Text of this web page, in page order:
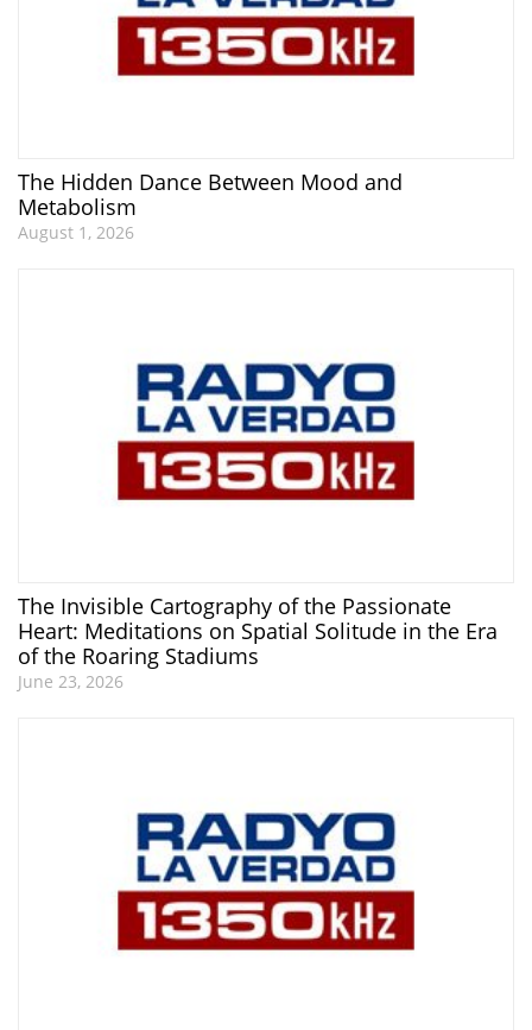
The Hidden Dance Between Mood and
Metabolism
August 1, 2026
The Invisible Cartography of the Passionate
Heart: Meditations on Spatial Solitude in the Era
of the Roaring Stadiums
June 23, 2026